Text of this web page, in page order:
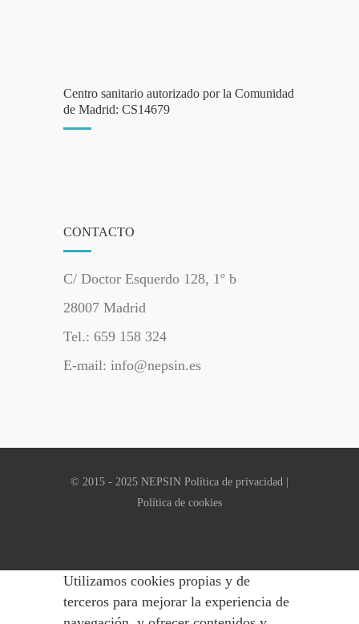
Centro sanitario autorizado por la Comunidad
de Madrid: CS14679
CONTACTO
C/ Doctor Esquerdo 128, 1º b
28007 Madrid
Tel.: 659 158 324
E-mail: info@nepsin.es
© 2015 - 2025 NEPSIN Política de privacidad
Política de cookies
Utilizamos cookies propias y de
terceros para mejorar la experiencia de